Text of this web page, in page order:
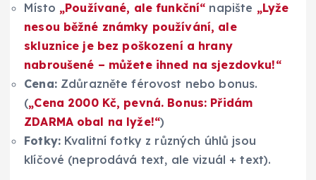
Místo „Používané, ale funkční“ napište „Lyže
nesou běžné známky používání, ale
skluznice je bez poškození a hrany
nabroušené – můžete ihned na sjezdovku!“
Cena:Zdůrazněte férovost nebo bonus.
(„Cena 2000 Kč, pevná. Bonus: Přidám
ZDARMA obal na lyže!“)
Fotky:Kvalitní fotky z různých úhlů jsou
klíčové (neprodává text, ale vizuál + text).